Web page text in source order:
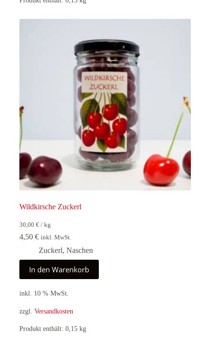
Wildkirsche Zuckerl
30,00 € / kg
4,50 € inkl. MwSt.
Zuckerl, Naschen
In den Warenkorb
inkl. 10 % MwSt.
zzgl. Versandkosten
Produkt enthält: 0,15 kg